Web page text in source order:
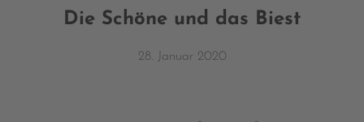
Die Schöne und das Biest
28. Januar 2020